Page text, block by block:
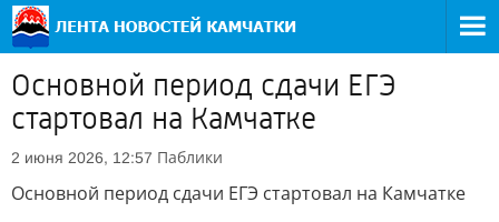
Основной период сдачи ЕГЭ
стартовал на Камчатке
2 июня 2026, 12:57 Паблики
Основной период сдачи ЕГЭ стартовал на Камчатке